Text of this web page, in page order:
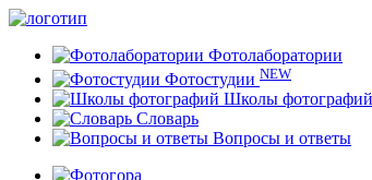
Фотолаборатории
Фотостудии NEW
Школы фотографий
Словарь
Вопросы и ответы